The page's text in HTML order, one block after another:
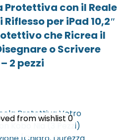
Protettiva con il Reale
per iPad 10,2″
che Ricrea il
o Scrivere
2 pezzi
from wishlist 0
from wishlist 0